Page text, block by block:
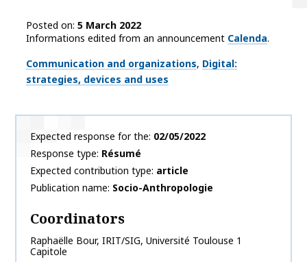
Posted on 5 March 2022
Informations edited from an announcement Calenda.
Thématiques
Communication and organizations Digital:
strategies, devices and uses
Expected response for the 02/05/2022
Response type Résumé
Expected contribution type article
Publication name Socio-Anthropologie
Coordinators
Raphaëlle Bour, IRIT/SIG, Université Toulouse 1
Capitole